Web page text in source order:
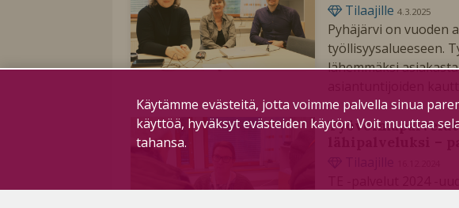
Tilaajille 4.3.2025
Pyhäjärvi on vuoden
työllisyysalueeseen.
lähemmäksi
Työvoimapalvelut
lähipalveluksi –
Käytämme evästeitä, jotta voimme palvella sinua
käyttöä, hyväksyt evästeiden käytön. Voit muuttaa
tahansa.